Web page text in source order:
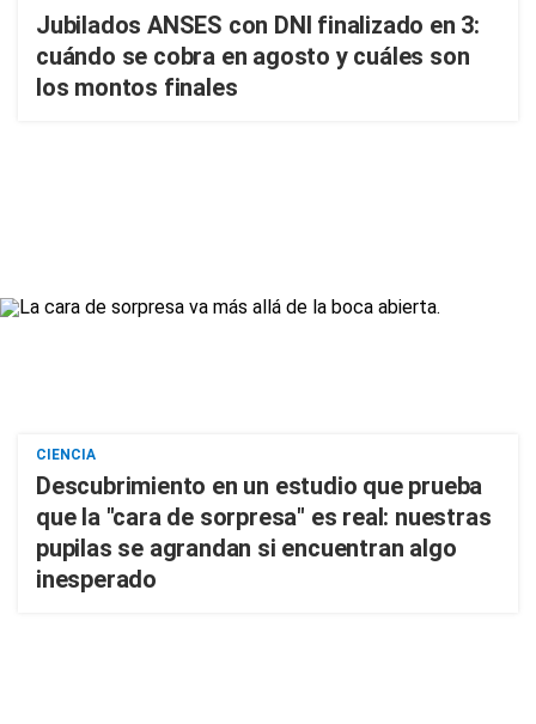
Jubilados ANSES con DNI finalizado en 3:
cuándo se cobra en agosto y cuáles son
los montos finales
CIENCIA
Descubrimiento en un estudio que prueba
que la "cara de sorpresa" es real: nuestras
pupilas se agrandan si encuentran algo
inesperado